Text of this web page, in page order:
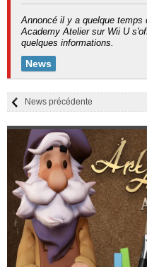
Annoncé il y a quelque temps
Academy Atelier sur Wii U
quelques informations.
News
News précédente